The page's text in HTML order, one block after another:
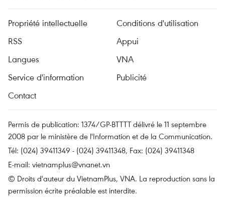
Propriété intellectuelle
Conditions d'utilisation
RSS
Appui
Langues
VNA
Service d'information
Publicité
Contact
Permis de publication: 1374/GP-BTTTT délivré le 11 septembre
2008 par le ministère de l'Information et de la Communication.
Tél: (024) 39411349 - (024) 39411348, Fax: (024) 39411348
E-mail: vietnamplus@vnanet.vn
© Droits d'auteur du VietnamPlus, VNA. La reproduction sans la
permission écrite préalable est interdite.